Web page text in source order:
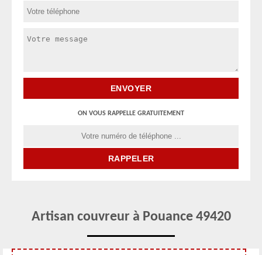
ON VOUS RAPPELLE GRATUITEMENT
Artisan couvreur à Pouance 49420